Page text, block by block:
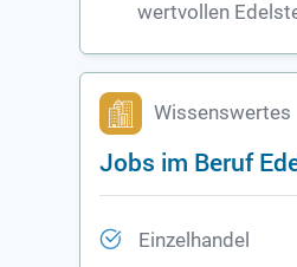
wertvollen
Wissenswertes
Jobs im Beruf
Einzelhandel